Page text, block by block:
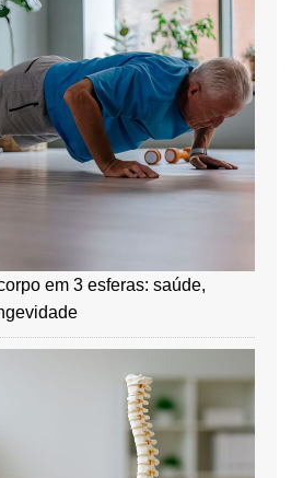
em 3 esferas: saúde,